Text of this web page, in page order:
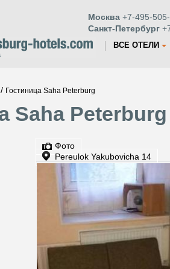
Москва +7-495-
Санкт-Петербург
ВСЕ ОТЕЛИ
/ Гостиница Saha Peterburg
Saha
Фото
Pereulok Yakubovicha 14